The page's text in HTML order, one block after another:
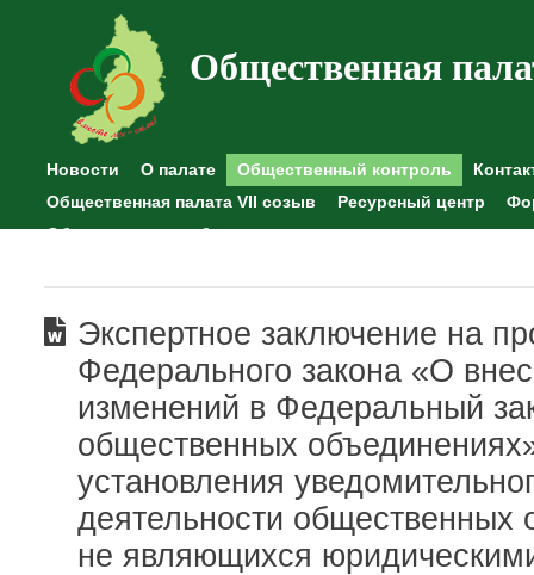
Общественная
Новости О палате Общественный контроль
Общественная палата VII созыв
Ресурсный центр
Общественные наблюдения
Экспертное заключение на
Федерального закона «О
изменений в Федеральный
общественных
установления
деятельности общественных
не являющихся